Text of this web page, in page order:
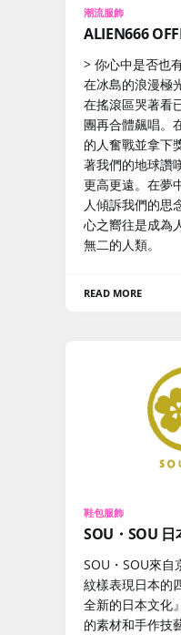
潮流服飾
ALIEN666
> 你心中是否也
在冰島的浪漫極
在搖滾區哭著看
團再合體飆唱。
的人奮戰並拿下
著我們的地球讚
更高更遠。在夢
人傾訴我們的思
心之嚮往是成為
無二的人類。
READ MORE
鞋包服飾
SOU・SOU
SOU・SOU來自
紋樣表現日本的
全新的日本文化
的素材和手作技